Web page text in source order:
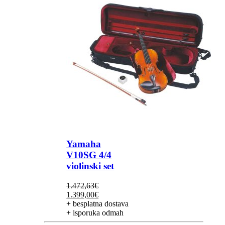
Yamaha
V10SG 4/4
violinski set
1.472,63€
Izvorna
cijena
bila
je:
1.399,00€Trenutna
cijena
je:
1.399,00€.
+ besplatna dostava
+ isporuka odmah